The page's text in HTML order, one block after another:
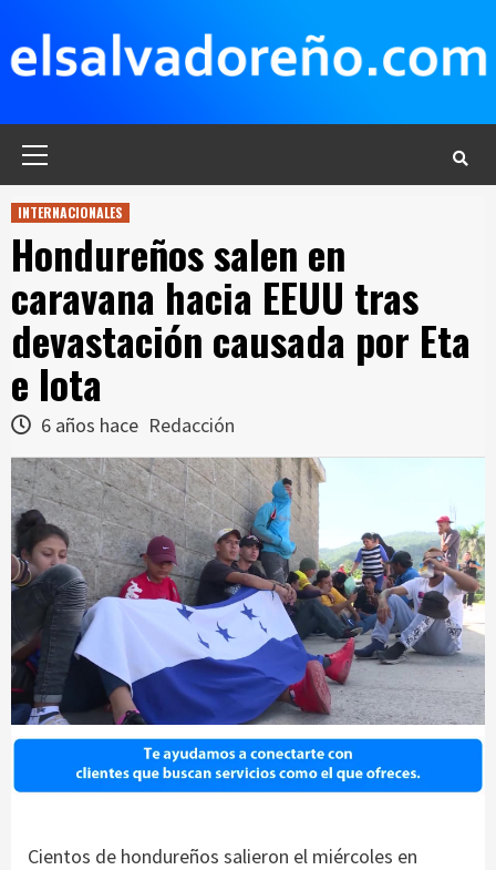
contenido
INTERNACIONALES
Hondureños salen en
caravana hacia EEUU tras
devastación causada por Eta
e Iota
6 años hace Redacción
Cientos de hondureños salieron el miércoles en